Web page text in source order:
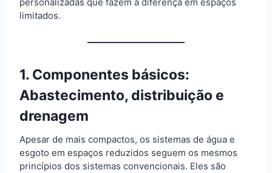
limitados.
1. Componentes básicos:
Abastecimento, distribuição e
drenagem
Apesar de mais compactos, os sistemas de água e
esgoto em espaços reduzidos seguem os mesmos
princípios dos sistemas convencionais. Eles são